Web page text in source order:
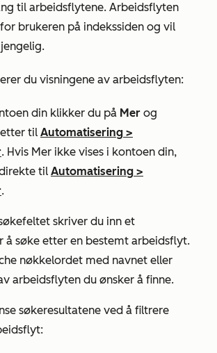
til arbeidsflytene. Arbeidsflyten
brukeren på indekssiden og vil
du visningene av arbeidsflyten:
din klikker du på Mer og
til Automatisering >
. Hvis Mer ikke vises i kontoen din,
til Automatisering >
.
skriver du inn et
å søke etter en bestemt arbeidsflyt.
nøkkelordet med navnet eller
arbeidsflyten du ønsker å finne.
søkeresultatene ved å filtrere